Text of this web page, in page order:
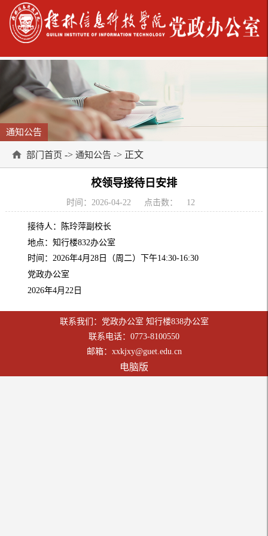
通知公告
部门首页 -> 通知公告 -> 正文
校领导接待日安排
时间：2026-04-22 点击数： 12
接待人：陈玲萍副校长
地点：知行楼832办公室
时间：2026年4月28日（周二）下午14:30-16:30
党政办公室
2026年4月22日
联系我们：党政办公室 知行楼838办公室
联系电话：0773-8100550
邮箱：xxkjxy@guet.edu.cn
电脑版